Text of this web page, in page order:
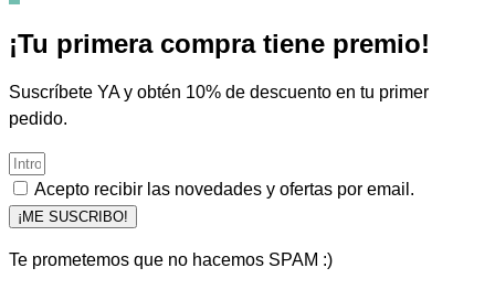
¡Tu primera compra tiene premio!
Suscríbete YA y obtén 10% de descuento en tu primer
pedido.
Acepto recibir las novedades y ofertas por email.
¡ME SUSCRIBO!
Te prometemos que no hacemos SPAM :)